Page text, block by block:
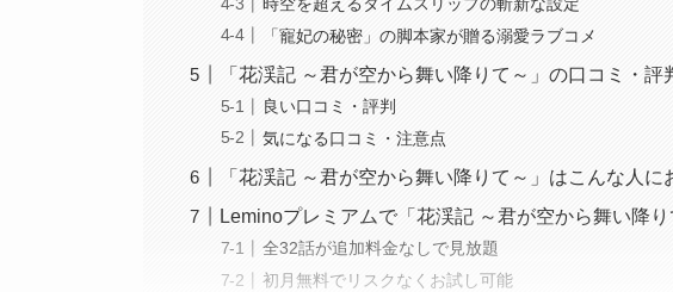
「寵妃の秘密」の脚本家が贈る溺愛ラブコメ
「花渓記 ～君が空から舞い降りて～」の口コミ・評
良い口コミ・評判
気になる口コミ・注意点
「花渓記 ～君が空から舞い降りて～」はこんな人に
Leminoプレミアムで「花渓記 ～君が空から舞い降
全32話が追加料金なしで見放題
初月無料でリスクなくお試し可能